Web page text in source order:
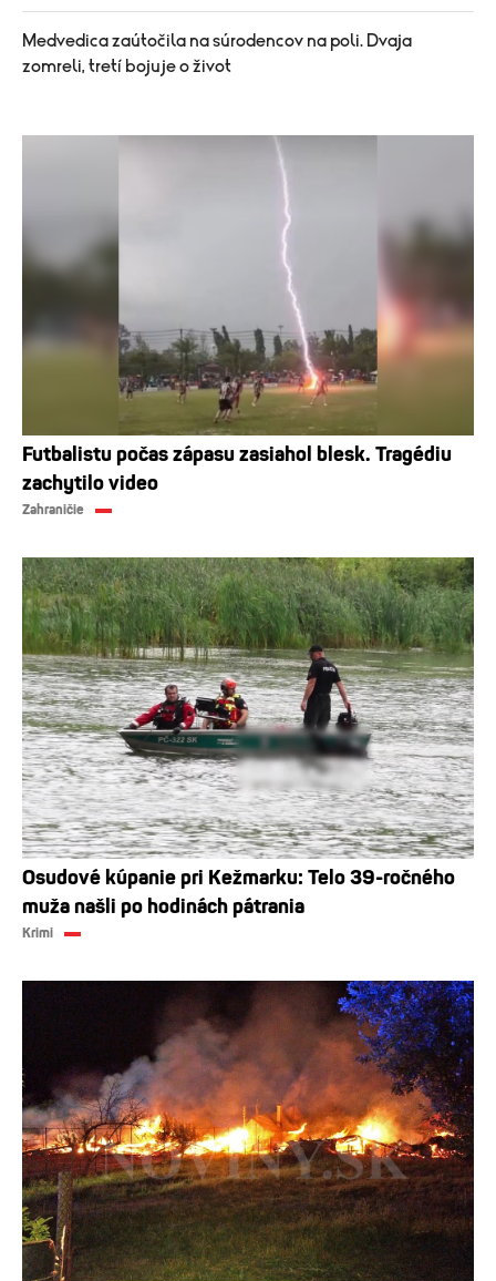
Medvedica zaútočila na súrodencov na poli. Dvaja
zomreli, tretí bojuje o život
Futbalistu počas zápasu zasiahol blesk. Tragédiu
zachytilo video
Zahraničie
Osudové kúpanie pri Kežmarku: Telo 39-ročného
muža našli po hodinách pátrania
Krimi